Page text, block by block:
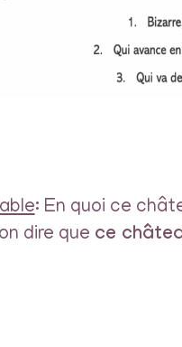
: En quoi ce
dire que ce